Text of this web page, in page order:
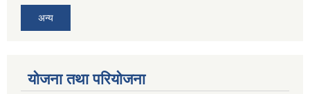
अन्य
योजना तथा परियोजना